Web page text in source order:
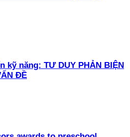
kỹ năng: TƯ DUY PHẢN BIỆN
ĐỀ